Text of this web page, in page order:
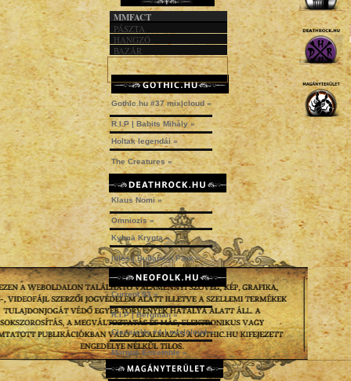
MMFACT
PÁSZTA
HANGZÓ
BAZÁR
Gothic.hu #37 mix|cloud »
R.I.P | Babits Mihály »
Holtak legendái »
The Creatures »
Klaus Nomi »
Omniozis »
Kylmä Krypta »
Idles | Budapest Park »
Current 93 »
R.I.P | Bergman »
ClassicUs #4 | mix|cloud »
Morgue Ensemble »